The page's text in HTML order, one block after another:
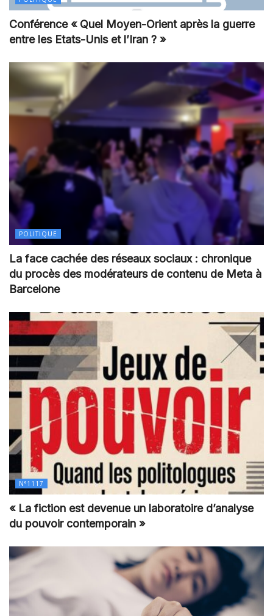
Conférence « Quel Moyen-Orient après la guerre
entre les Etats-Unis et l’Iran ? »
POLITIQUE
La face cachée des réseaux sociaux : chronique
du procès des modérateurs de contenu de Meta à
Barcelone
N°1117
« La fiction est devenue un laboratoire d’analyse
du pouvoir contemporain »